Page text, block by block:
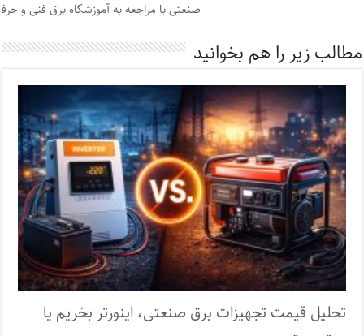
صنعتی با مراجعه به آموزشگاه برق فنی و
مطالب زیر را هم بخوانید
تحلیل قیمت تجهیزات برق صنعتی، اینورتر بخریم یا